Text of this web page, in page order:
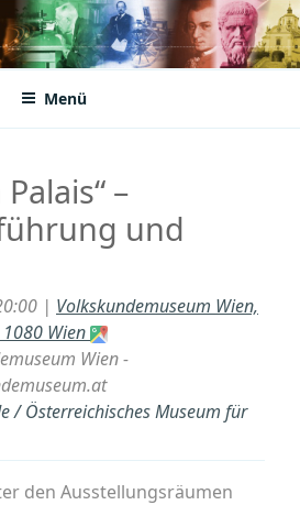
Societies
Menü
–
und
| Volkskundemuseum Wien,
Wien
Wien -
/ Österreichisches Museum für
den Ausstellungsräumen